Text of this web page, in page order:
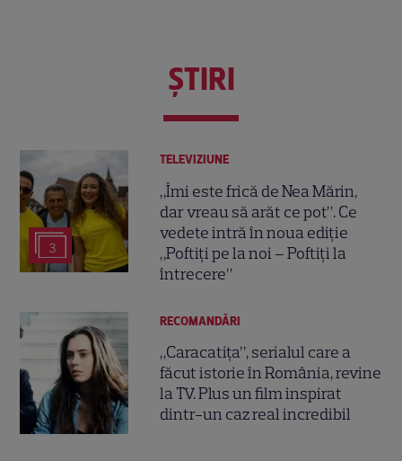
ŞTIRI
3
TELEVIZIUNE
„Îmi este frică de Nea Mărin,
dar vreau să arăt ce pot”. Ce
vedete intră în noua ediție
„Poftiți pe la noi – Poftiți la
întrecere”
RECOMANDĂRI
„Caracatița”, serialul care a
făcut istorie în România, revine
la TV. Plus un film inspirat
dintr-un caz real incredibil